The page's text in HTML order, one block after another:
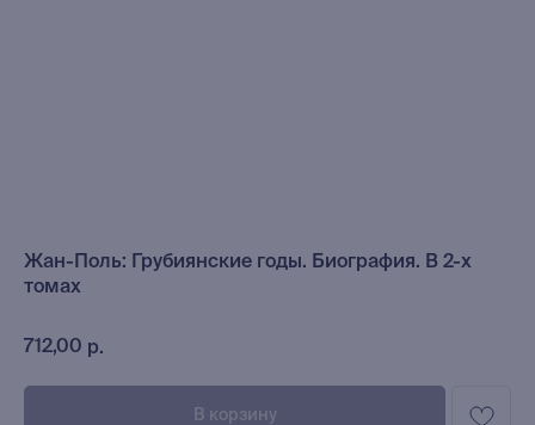
Жан-Поль: Грубиянские годы. Биография. В 2-х
томах
712,00 р.
В корзину